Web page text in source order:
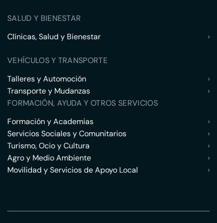
SALUD Y BIENESTAR
Clínicas, Salud y Bienestar
›
VEHÍCULOS Y TRANSPORTE
Talleres y Automoción
›
Transporte y Mudanzas
›
FORMACIÓN, AYUDA Y OTROS SERVICIOS
Formación y Academias
›
Servicios Sociales y Comunitarios
›
Turismo, Ocio y Cultura
›
Agro y Medio Ambiente
›
Movilidad y Servicios de Apoyo Local
›